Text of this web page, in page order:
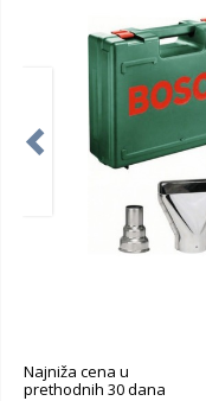
Najniža cena u
prethodnih 30 dana